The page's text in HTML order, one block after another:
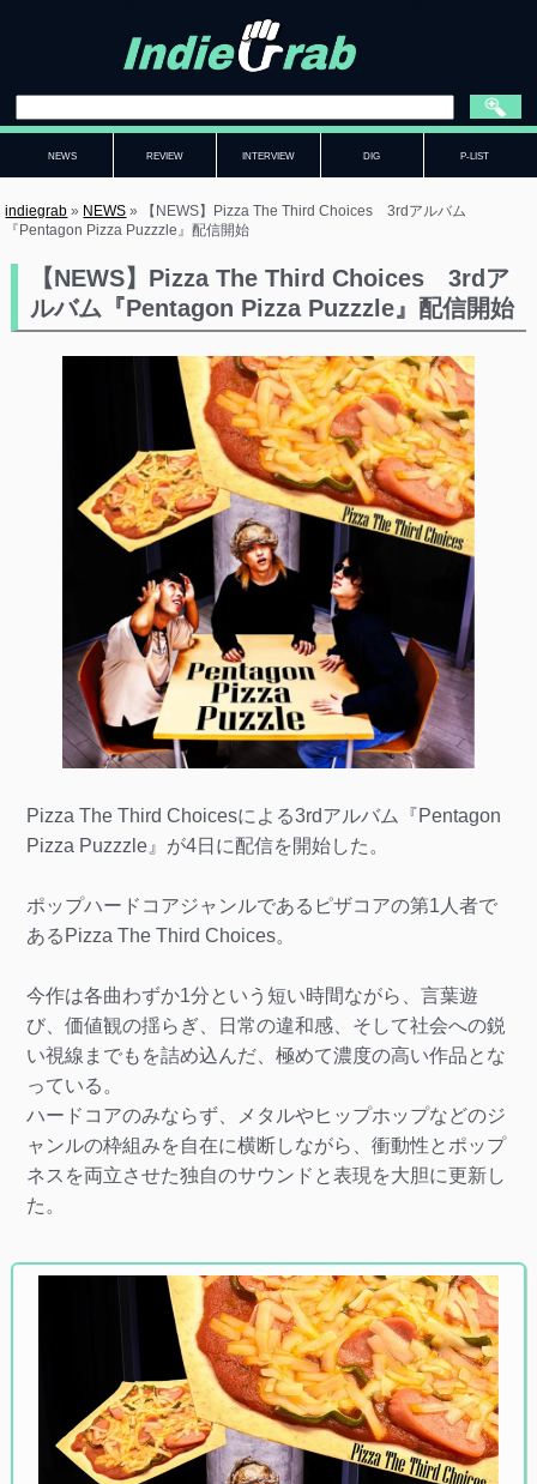
NEWS REVIEW INTERVIEW DIG P-LIST
indiegrab » NEWS »
【NEWS】Pizza The Third Choices 3rdアルバム
『Pentagon Pizza Puzzzle』配信開始
【NEWS】Pizza The Third Choices 3rdア
ルバム『Pentagon Pizza Puzzzle』配信開始
Pizza The Third Choicesによる3rdアルバム『Pentagon
Pizza Puzzzle』が4日に配信を開始した。
ポップハードコアジャンルであるピザコアの第1人者で
あるPizza The Third Choices。
今作は各曲わずか1分という短い時間ながら、言葉遊
び、価値観の揺らぎ、日常の違和感、そして社会への鋭
い視線までもを詰め込んだ、極めて濃度の高い作品とな
っている。
ハードコアのみならず、メタルやヒップホップなどのジ
ャンルの枠組みを自在に横断しながら、衝動性とポップ
ネスを両立させた独自のサウンドと表現を大胆に更新し
た。